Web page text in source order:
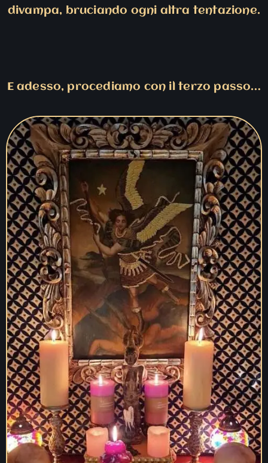
divampa, bruciando ogni altra tentazione.
E adesso, procediamo con il terzo passo…